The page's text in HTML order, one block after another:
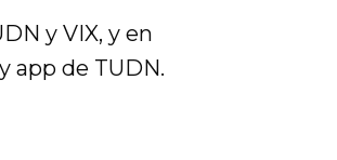
y VIX, y en
app de TUDN.